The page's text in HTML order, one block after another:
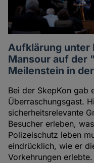
Aufklärung unter
Mansour auf der
Meilenstein in
Bei der SkepKon gab
Überraschungsgast.
sicherheitsrelevante
Besucher erleben,
Polizeischutz leben
eindrücklich, wie er
Vorkehrungen erlebte.